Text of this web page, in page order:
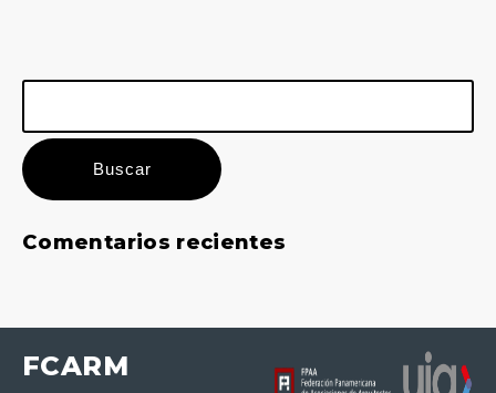
Buscar:
Comentarios recientes
FCARM